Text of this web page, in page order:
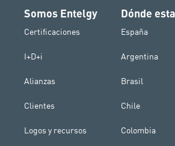
Somos Entelgy
Certificaciones
I+D+i
Alianzas
Clientes
Logos y recursos
Dónde
España
Argentina
Brasil
Chile
Colombia